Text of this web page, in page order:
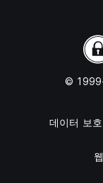
©
데이터 보